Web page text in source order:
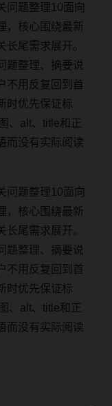
问题整理10面向
，核心围绕最新
尾需求展开。
题整理、摘要说
不用反复回到首
时优先保证标
、alt、title和正
而没有实际阅读
问题整理10面向
，核心围绕最新
尾需求展开。
题整理、摘要说
不用反复回到首
时优先保证标
、alt、title和正
而没有实际阅读